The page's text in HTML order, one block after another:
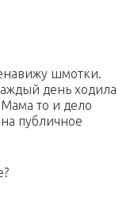
шмотки.
день ходила
то и дело
публичное